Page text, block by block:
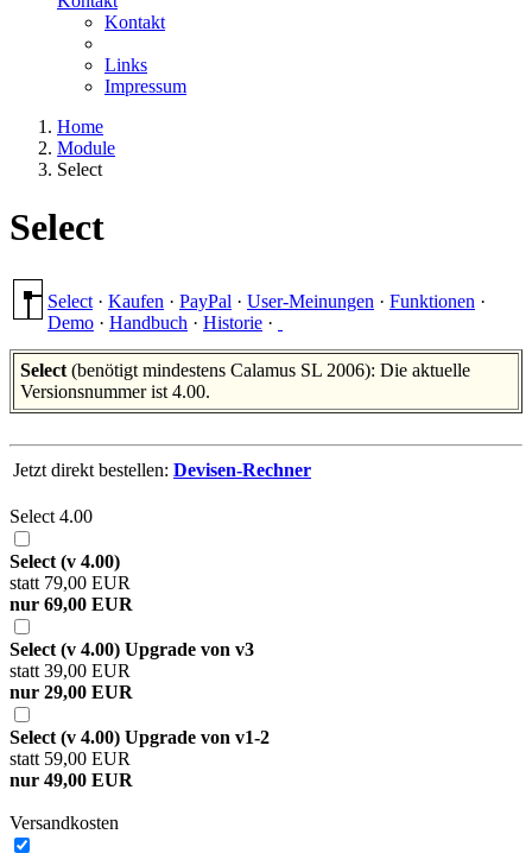
Kontakt
Links
Impressum
Home
Module
Select
Select
Select · Kaufen · PayPal · User-Meinungen · Funktionen ·
Demo · Handbuch · Historie ·
Select (benötigt mindestens Calamus SL 2006): Die aktuelle
Versionsnummer ist 4.00.
Jetzt direkt bestellen: Devisen-Rechner
Select 4.00
Select (v 4.00)
statt 79,00 EUR
nur 69,00 EUR
Select (v 4.00) Upgrade von v3
statt 39,00 EUR
nur 29,00 EUR
Select (v 4.00) Upgrade von v1-2
statt 59,00 EUR
nur 49,00 EUR
Versandkosten